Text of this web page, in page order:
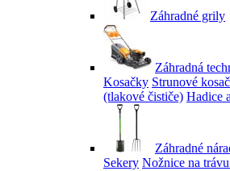
Záhradné grily
Záhradná
Kosačky Strunové
(tlakové čističe) Hadice
Záhradné
Sekery Nožnice na